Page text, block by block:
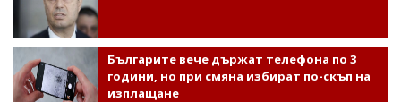
Българите вече държат телефона по 3
години, но при смяна избират по-скъп на
изплащане